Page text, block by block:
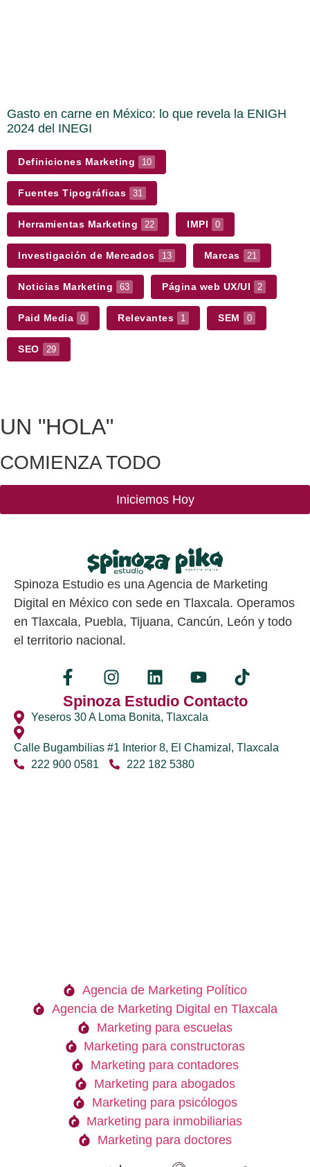
Gasto en carne en México: lo que revela la ENIGH
2024 del INEGI
Definiciones Marketing 10
Fuentes Tipográficas 31
Herramientas Marketing 22 IMPI 0
Investigación de Mercados 13 Marcas 21
Noticias Marketing 63 Página web UX/UI 2
Paid Media 0 Relevantes 1 SEM 0
SEO 29
UN "HOLA"
COMIENZA TODO
Iniciemos Hoy
Spinoza Estudio es una Agencia de Marketing
Digital en México con sede en Tlaxcala. Operamos
en Tlaxcala, Puebla, Tijuana, Cancún, León y todo
el territorio nacional.
Spinoza Estudio Contacto
Yeseros 30 A Loma Bonita, Tlaxcala
Calle Bugambilias #1 Interior 8, El Chamizal, Tlaxcala
222 900 0581
222 182 5380
Agencia de Marketing Político
Agencia de Marketing Digital en Tlaxcala
Marketing para escuelas
Marketing para constructoras
Marketing para contadores
Marketing para abogados
Marketing para psicólogos
Marketing para inmobiliarias
Marketing para doctores